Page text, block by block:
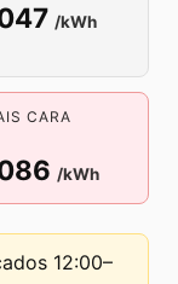
/kWh
CARA
/kWh
12:00–